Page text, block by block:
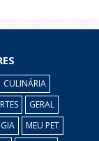
CULINÁRIA
GERAL
MEU PET